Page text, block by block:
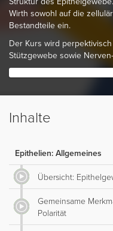
Wirth sowohl auf die
Bestandteile ein.
Der Kurs wird
Stützgewebe sowie
Inhalte
Epithelien: Allgemeines
Übersicht:
Gemeinsame
Polarität